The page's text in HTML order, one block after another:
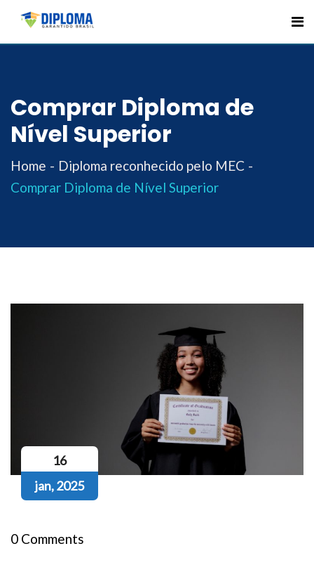
Skip
Comprar Diploma de
Nível Superior
Home
Diploma reconhecido pelo MEC
Comprar Diploma de Nível Superior
16
jan, 2025
0 Comments